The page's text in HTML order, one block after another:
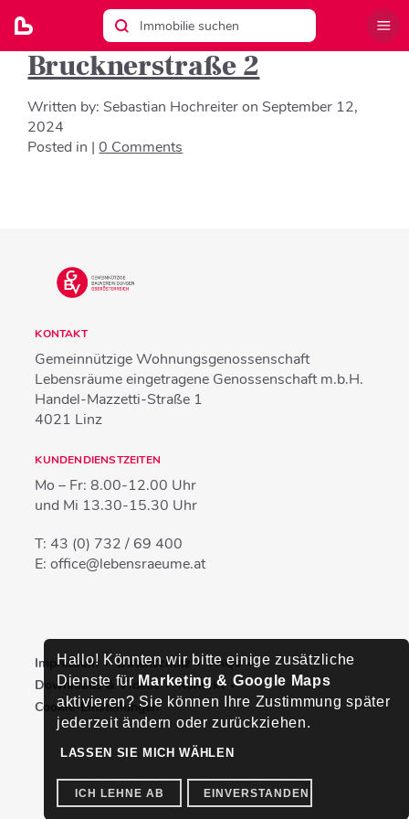
Brucknerstraße 2
Written by:Sebastian HochreiteronSeptember 12,
2024
Posted in |0 Comments
KONTAKT
Gemeinnützige Wohnungsgenossenschaft
Lebensräume eingetragene Genossenschaft m.b.H.
Handel-Mazzetti-Straße 1
4021 Linz
KUNDENDIENSTZEITEN
Mo – Fr: 8.00-12.00 Uhr
und Mi 13.30-15.30 Uhr
T:43 (0) 732 / 69 400
E:office@lebensraeume.at
Impressum Datenschutz
FAQs
Downloads & Videos
Kontakt
Cookie-Einstellungen
Hallo! Könnten wir bitte einige zusätzliche
Dienste für Marketing & Google Maps
aktivieren? Sie können Ihre Zustimmung später
jederzeit ändern oder zurückziehen.
LASSEN SIE MICH WÄHLEN
ICH LEHNE AB EINVERSTANDEN